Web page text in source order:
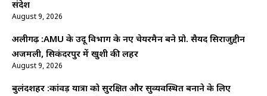
संदेश
August 9, 2026
अलीगढ़ :AMU के उर्दू विभाग के नए चेयरमैन बने प्रो. सैयद सिराजुद्दीन
अजमली, सिकंदरपुर में खुशी की लहर
August 9, 2026
बुलंदशहर :कांवड़ यात्रा को सुरक्षित और सुव्यवस्थित बनाने के लिए